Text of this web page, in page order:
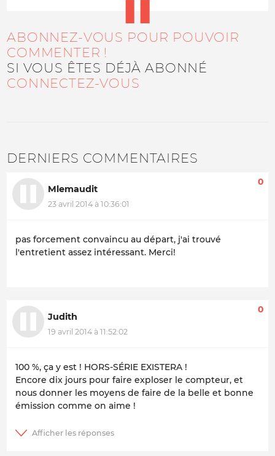
ABONNEZ-VOUS POUR POUVOIR
COMMENTER !
SI VOUS ÊTES DÉJÀ ABONNÉ
CONNECTEZ-VOUS
DERNIERS COMMENTAIRES
Mlemaudit
23 avril 2014 à 10:36:01
0
pas forcement convaincu au départ, j'ai trouvé
l'entretient assez intéressant. Merci!
Judith
19 avril 2014 à 11:52:02
0
100 %, ça y est ! HORS-SÉRIE EXISTERA !
Encore dix jours pour faire exploser le compteur, et
nous donner les moyens de faire de la belle et bonne
émission comme on aime !